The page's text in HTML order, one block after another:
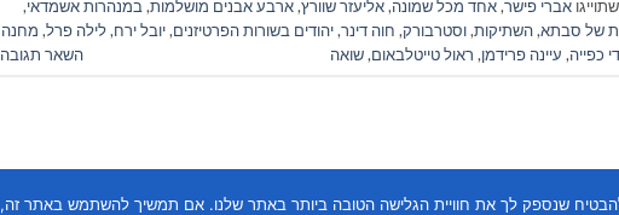
אברי פישר,אחד מכל שמונה,אליעזר שוורץ,ארבע אבנים מושלמות, במנהרות אשמדאי,
של סבתא,השתיקות,וסטרבורק, חוה דינר,יהודים בשורות הפרטיזנים,יובל ירח,לילה פרל, מחנה
כפייה, עיינה פרידמן, ראול טייטלבאום,שואה השאר תגובה